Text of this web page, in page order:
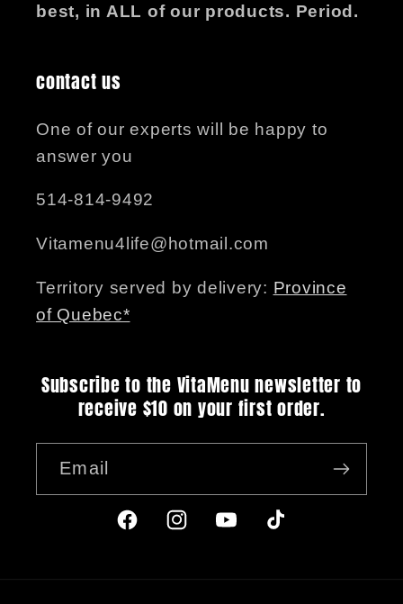
best, in ALL of our products. Period.
contact us
One of our experts will be happy to
answer you
514-814-9492
Vitamenu4life@hotmail.com
Territory served by delivery: Province
of Quebec*
Subscribe to the VitaMenu newsletter to
receive $10 on your first order.
Email
FacebookInstagramYouTubeTikTok